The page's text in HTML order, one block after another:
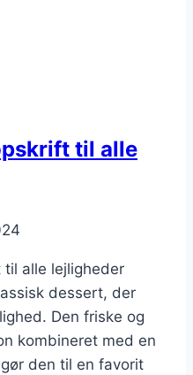
til alle
alle lejligheder
dessert, der
Den friske og
kombineret med en
den til en favorit